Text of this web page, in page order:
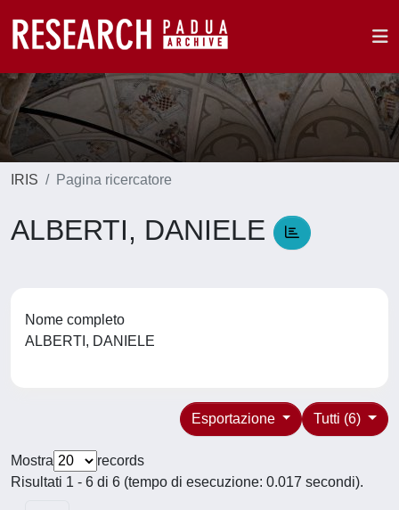
IRIS Pagina ricercatore
ALBERTI, DANIELE
Nome completo
ALBERTI, DANIELE
Tutti (6)
Esportazione
Mostra
records
Risultati 1 - 6 di 6 (tempo di esecuzione: 0.017 secondi).